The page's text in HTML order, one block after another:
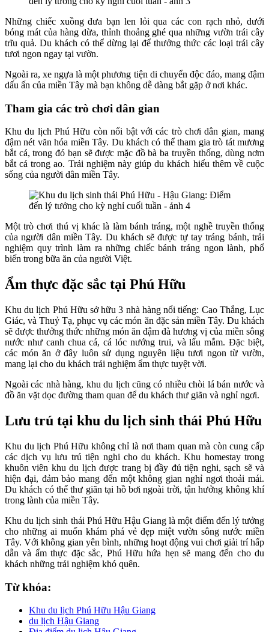
Những chiếc xuồng đưa bạn len lỏi qua các con rạch nhỏ, dưới
bóng mát của hàng dừa, thỉnh thoảng ghé qua những vườn trái cây
trĩu quả. Du khách có thể dừng lại để thưởng thức các loại trái cây
tươi ngon ngay tại vườn.
Ngoài ra, xe ngựa là một phương tiện di chuyển độc đáo, mang đậm
dấu ấn của miền Tây mà bạn không dễ dàng bắt gặp ở nơi khác.
Tham gia các trò chơi dân gian
Khu du lịch Phú Hữu còn nổi bật với các trò chơi dân gian, mang
đậm nét văn hóa miền Tây. Du khách có thể tham gia trò tát mương
bắt cá, trong đó bạn sẽ được mặc đồ bà ba truyền thống, dùng nơm
bắt cá trong ao. Trải nghiệm này giúp du khách hiểu thêm về cuộc
sống của người dân miền Tây.
Một trò chơi thú vị khác là làm bánh tráng, một nghề truyền thống
của người dân miền Tây. Du khách sẽ được tự tay tráng bánh, trải
nghiệm quy trình làm ra những chiếc bánh tráng ngon lành, phổ
biến trong bữa ăn của người Việt.
Ẩm thực đặc sắc tại Phú Hữu
Khu du lịch Phú Hữu sở hữu 3 nhà hàng nổi tiếng: Cao Thắng, Lục
Giác, và Thuỷ Tạ, phục vụ các món ăn đặc sản miền Tây. Du khách
sẽ được thưởng thức những món ăn đậm đà hương vị của miền sông
nước như canh chua cá, cá lóc nướng trui, và lẩu mắm. Đặc biệt,
các món ăn ở đây luôn sử dụng nguyên liệu tươi ngon từ vườn,
mang lại cho du khách trải nghiệm ẩm thực tuyệt vời.
Ngoài các nhà hàng, khu du lịch cũng có nhiều chòi lá bán nước và
đồ ăn vặt dọc đường tham quan để du khách thư giãn và nghỉ ngơi.
Lưu trú tại khu du lịch sinh thái Phú Hữu
Khu du lịch Phú Hữu không chỉ là nơi tham quan mà còn cung cấp
các dịch vụ lưu trú tiện nghi cho du khách. Khu homestay trong
khuôn viên khu du lịch được trang bị đầy đủ tiện nghi, sạch sẽ và
hiện đại, đảm bảo mang đến một không gian nghỉ ngơi thoải mái.
Du khách có thể thư giãn tại hồ bơi ngoài trời, tận hưởng không khí
trong lành của miền Tây.
Khu du lịch sinh thái Phú Hữu Hậu Giang là một điểm đến lý tưởng
cho những ai muốn khám phá vẻ đẹp miệt vườn sông nước miền
Tây. Với không gian yên bình, những hoạt động vui chơi giải trí hấp
dẫn và ẩm thực đặc sắc, Phú Hữu hứa hẹn sẽ mang đến cho du
khách những trải nghiệm khó quên.
Từ khóa:
Khu du lịch Phú Hữu Hậu Giang
du lịch Hậu Giang